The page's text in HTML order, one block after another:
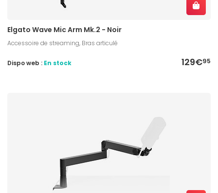
Elgato Wave Mic Arm Mk.2 - Noir
Accessoire de streaming, Bras articulé
129€95
Dispo web : En stock